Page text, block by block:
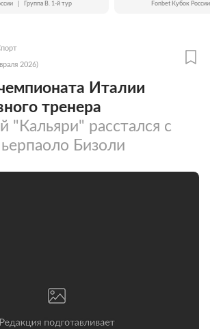
Группа B. 1-й тур Fonbet Кубок России
2026)
Италии
тренера
"Кальяри" расстался с
Бизоли